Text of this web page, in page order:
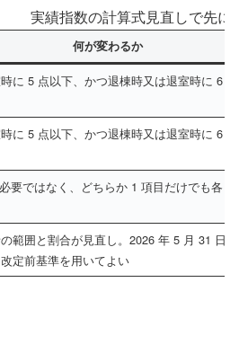
実績指数の計算式見直しで先に
何が変わるか
に 5 点以下、かつ退棟時又は退室時に 6
に 5 点以下、かつ退棟時又は退室時に 6
要ではなく、どちらか 1 項目だけでも各 1
範囲と割合が見直し。2026 年 5 月 31 日
定前基準を用いてよい